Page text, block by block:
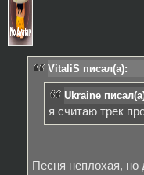
VitaliS писал(а):
Ukraine
я считаю трек
Песня неплохая,